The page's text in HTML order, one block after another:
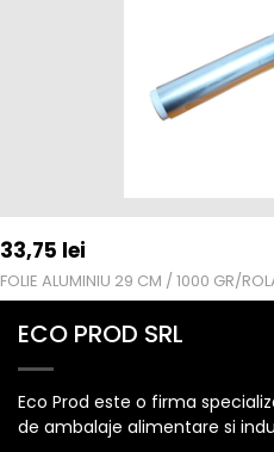
33,75 lei
FOLIE ALUMINIU 29 CM / 1000 GR/
ECO PROD SRL
Eco Prod este o firma
de ambalaje alimentare si